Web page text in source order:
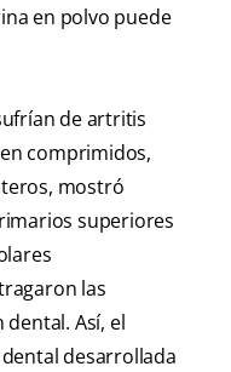
en polvo puede
de artritis
comprimidos,
mostró
superiores
las
Así, el
desarrollada